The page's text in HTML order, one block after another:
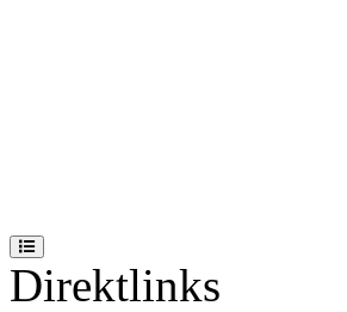
Direktlinks